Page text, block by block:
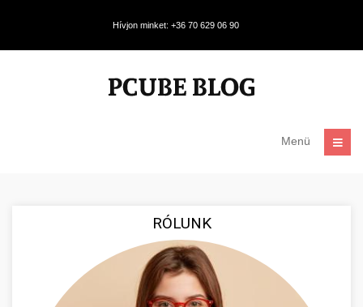
Hívjon minket: +36 70 629 06 90
Menü
RÓLUNK